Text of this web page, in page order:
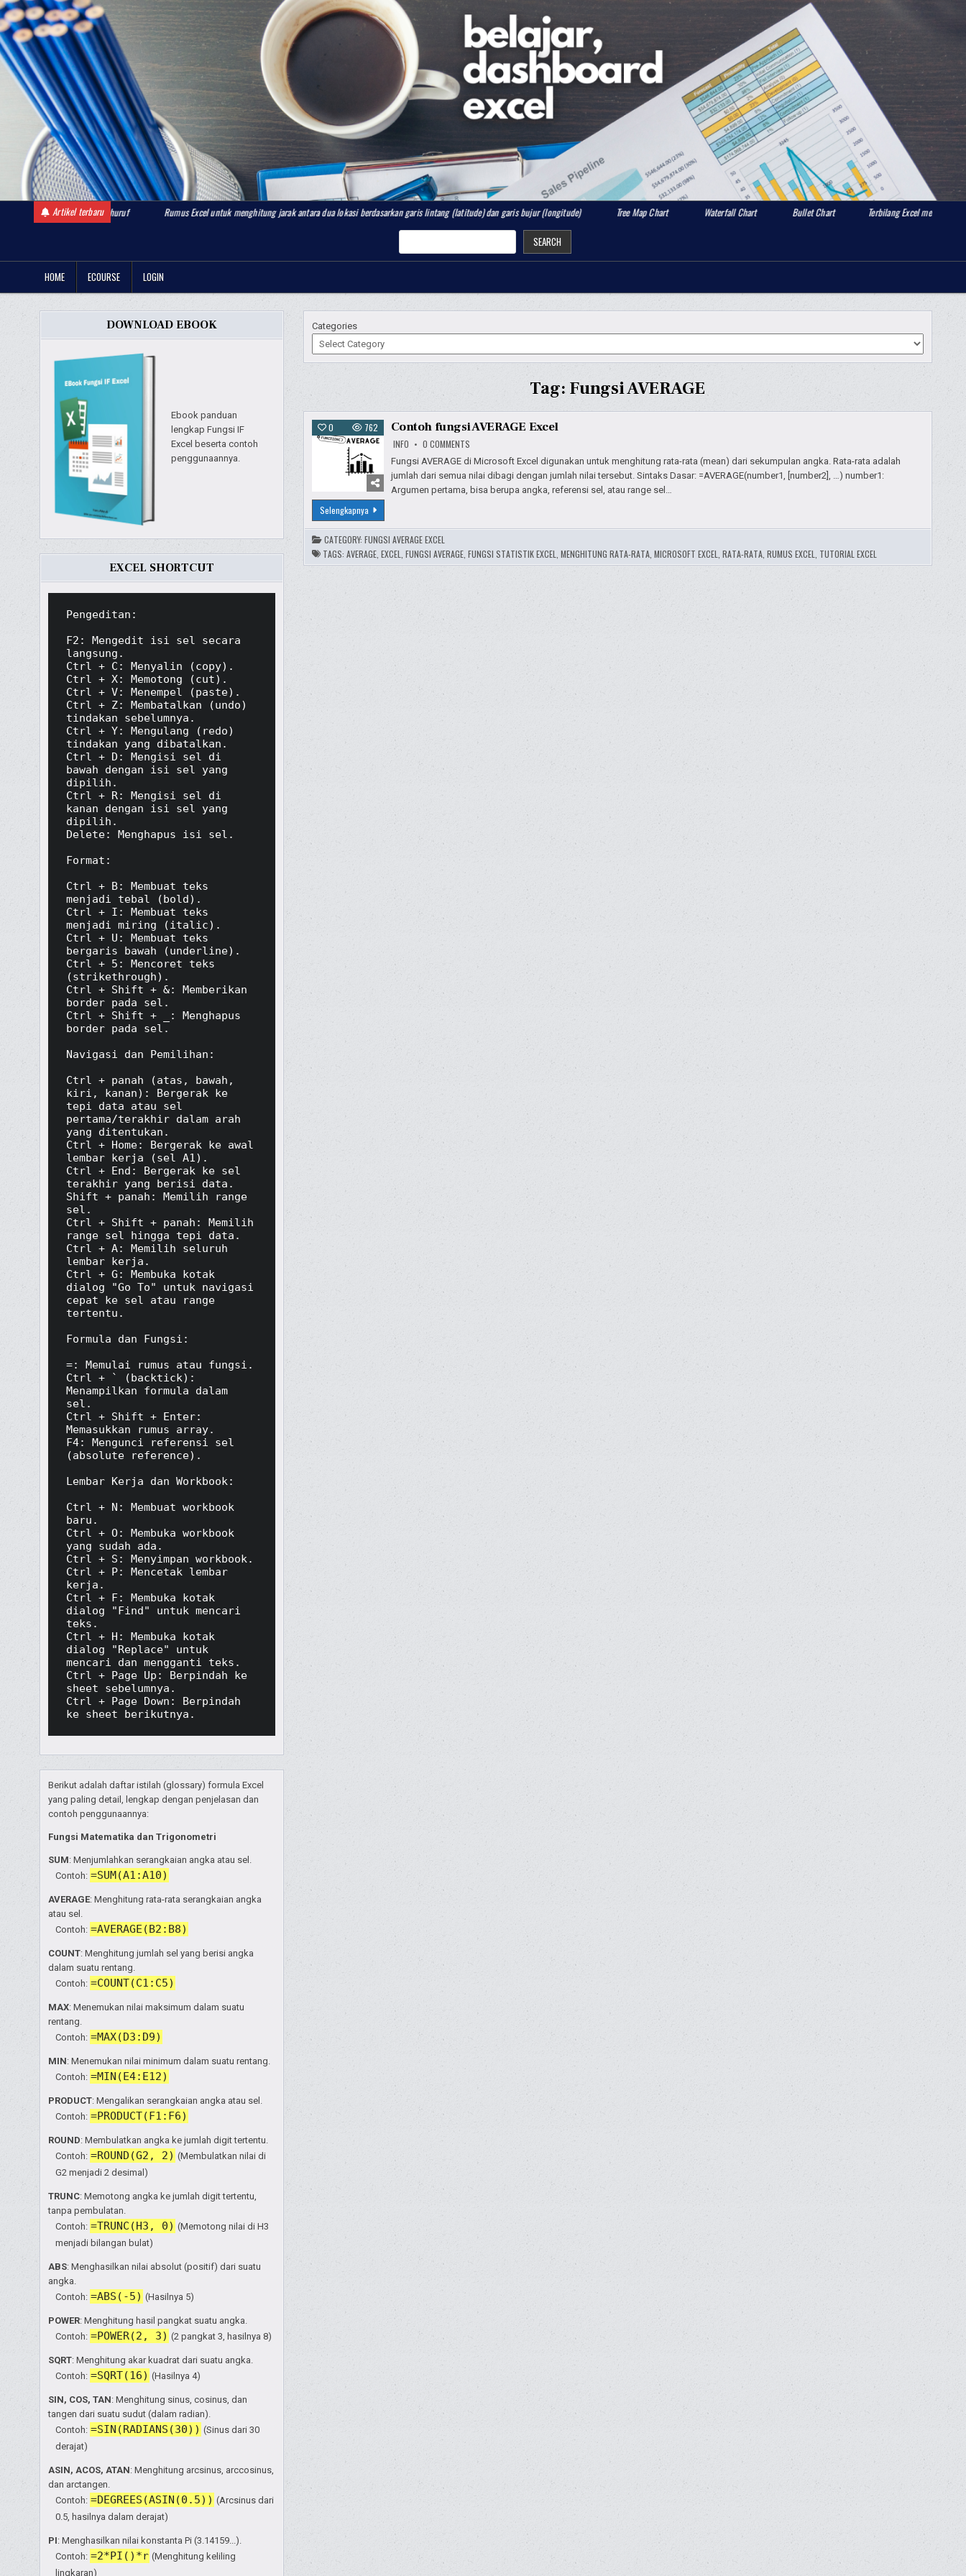
Skip
to
content
Artikel terbaru
angka menjadi huruf Rumus Excel untuk menghitung jarak antara dua lokasi berdasarkan garis lintang (latitude) dan garis bujur (longitude) Tree Map Chart Waterfall Chart Bullet Chart Terbilang Excel merubah angka menjadi
SEARCH
HOME ECOURSE LOGIN
Categories
Tag: Fungsi AVERAGE
0 762 Contoh fungsi AVERAGE Excel
INFO 0 COMMENTSON
CONTOH
FUNGSI
AVERAGE
EXCEL
Fungsi AVERAGE di Microsoft Excel digunakan untuk menghitung rata-rata (mean) dari sekumpulan angka. Rata-rata adalah
jumlah dari semua nilai dibagi dengan jumlah nilai tersebut. Sintaks Dasar: =AVERAGE(number1, [number2], …) number1:
Argumen pertama, bisa berupa angka, referensi sel, atau range sel…
SelengkapnyaContoh
fungsi
AVERAGE
Excel
CATEGORY: FUNGSI AVERAGE EXCEL
TAGS: AVERAGE, EXCEL FUNGSI AVERAGE, FUNGSI STATISTIK EXCEL MENGHITUNG RATA-RATA, MICROSOFT EXCEL RATA-RATA, RUMUS EXCEL TUTORIAL EXCEL
DOWNLOAD EBOOK
Ebook panduan
lengkap Fungsi IF
Excel beserta contoh
penggunaannya.
EXCEL SHORTCUT
Pengeditan:
F2: Mengedit isi sel secara
langsung.
Ctrl + C: Menyalin (copy).
Ctrl + X: Memotong (cut).
Ctrl + V: Menempel (paste).
Ctrl + Z: Membatalkan (undo)
tindakan sebelumnya.
Ctrl + Y: Mengulang (redo)
tindakan yang dibatalkan.
Ctrl + D: Mengisi sel di
bawah dengan isi sel yang
dipilih.
Ctrl + R: Mengisi sel di
kanan dengan isi sel yang
dipilih.
Delete: Menghapus isi sel.
Format:
Ctrl + B: Membuat teks
menjadi tebal (bold).
Ctrl + I: Membuat teks
menjadi miring (italic).
Ctrl + U: Membuat teks
bergaris bawah (underline).
Ctrl + 5: Mencoret teks
(strikethrough).
Ctrl + Shift + &: Memberikan
border pada sel.
Ctrl + Shift + _: Menghapus
border pada sel.
Navigasi dan Pemilihan:
Ctrl + panah (atas, bawah,
kiri, kanan): Bergerak ke
tepi data atau sel
pertama/terakhir dalam arah
yang ditentukan.
Ctrl + Home: Bergerak ke awal
lembar kerja (sel A1).
Ctrl + End: Bergerak ke sel
terakhir yang berisi data.
Shift + panah: Memilih range
sel.
Ctrl + Shift + panah: Memilih
range sel hingga tepi data.
Ctrl + A: Memilih seluruh
lembar kerja.
Ctrl + G: Membuka kotak
dialog "Go To" untuk navigasi
cepat ke sel atau range
tertentu.
Formula dan Fungsi:
=: Memulai rumus atau fungsi.
Ctrl + ` (backtick):
Menampilkan formula dalam
sel.
Ctrl + Shift + Enter:
Memasukkan rumus array.
F4: Mengunci referensi sel
(absolute reference).
Lembar Kerja dan Workbook:
Ctrl + N: Membuat workbook
baru.
Ctrl + O: Membuka workbook
yang sudah ada.
Ctrl + S: Menyimpan workbook.
Ctrl + P: Mencetak lembar
kerja.
Ctrl + F: Membuka kotak
dialog "Find" untuk mencari
teks.
Ctrl + H: Membuka kotak
dialog "Replace" untuk
mencari dan mengganti teks.
Ctrl + Page Up: Berpindah ke
sheet sebelumnya.
Ctrl + Page Down: Berpindah
ke sheet berikutnya.
Berikut adalah daftar istilah (glossary) formula Excel
yang paling detail, lengkap dengan penjelasan dan
contoh penggunaannya:
Fungsi Matematika dan Trigonometri
SUM: Menjumlahkan serangkaian angka atau sel.
Contoh: =SUM(A1:A10)
AVERAGE: Menghitung rata-rata serangkaian angka
atau sel.
Contoh: =AVERAGE(B2:B8)
COUNT: Menghitung jumlah sel yang berisi angka
dalam suatu rentang.
Contoh: =COUNT(C1:C5)
MAX: Menemukan nilai maksimum dalam suatu
rentang.
Contoh: =MAX(D3:D9)
MIN: Menemukan nilai minimum dalam suatu rentang.
Contoh: =MIN(E4:E12)
PRODUCT: Mengalikan serangkaian angka atau sel.
Contoh: =PRODUCT(F1:F6)
ROUND: Membulatkan angka ke jumlah digit tertentu.
Contoh: =ROUND(G2, 2) (Membulatkan nilai di
G2 menjadi 2 desimal)
TRUNC: Memotong angka ke jumlah digit tertentu,
tanpa pembulatan.
Contoh: =TRUNC(H3, 0) (Memotong nilai di H3
menjadi bilangan bulat)
ABS: Menghasilkan nilai absolut (positif) dari suatu
angka.
Contoh: =ABS(-5) (Hasilnya 5)
POWER: Menghitung hasil pangkat suatu angka.
Contoh: =POWER(2, 3) (2 pangkat 3, hasilnya 8)
SQRT: Menghitung akar kuadrat dari suatu angka.
Contoh: =SQRT(16) (Hasilnya 4)
SIN, COS, TAN: Menghitung sinus, cosinus, dan
tangen dari suatu sudut (dalam radian).
Contoh: =SIN(RADIANS(30)) (Sinus dari 30
derajat)
ASIN, ACOS, ATAN: Menghitung arcsinus, arccosinus,
dan arctangen.
Contoh: =DEGREES(ASIN(0.5)) (Arcsinus dari
0.5, hasilnya dalam derajat)
PI: Menghasilkan nilai konstanta Pi (3.14159...).
Contoh: =2*PI()*r (Menghitung keliling
lingkaran)